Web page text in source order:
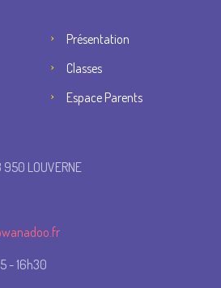
Présentation
Classes
Espace Parents
LOUVERNE
- 16h30